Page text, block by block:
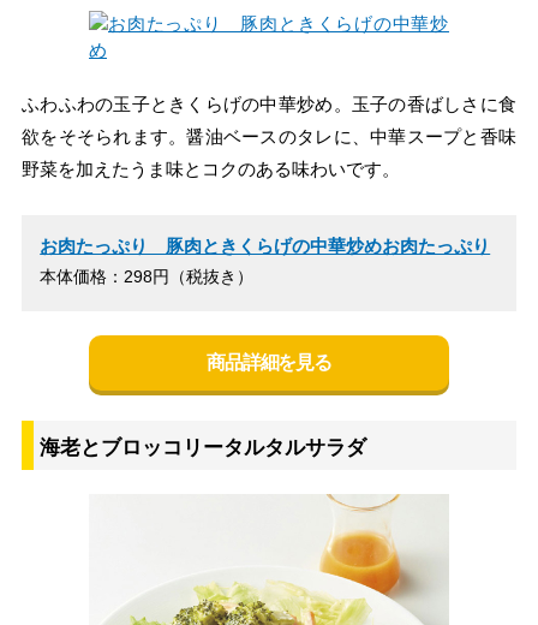
ふわふわの玉子ときくらげの中華炒め。玉子の香ばしさに食
欲をそそられます。醤油ベースのタレに、中華スープと香味
野菜を加えたうま味とコクのある味わいです。
お肉たっぷり 豚肉ときくらげの中華炒めお肉たっぷり
本体価格：298円（税抜き）
商品詳細を見る
海老とブロッコリータルタルサラダ